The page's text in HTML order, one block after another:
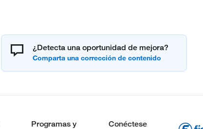
¿Detecta una oportunidad de mejora?
Programas y
Conéctese